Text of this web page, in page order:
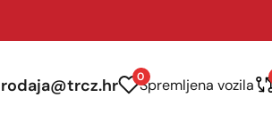
0Spremljena vozila